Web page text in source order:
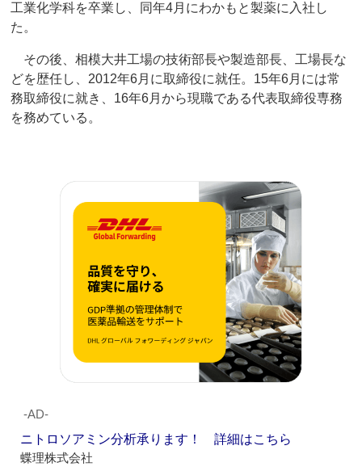
工業化学科を卒業し、同年4月にわかもと製薬に入社し
た。
その後、相模大井工場の技術部長や製造部長、工場長な
どを歴任し、2012年6月に取締役に就任。15年6月には常
務取締役に就き、16年6月から現職である代表取締役専務
を務めている。
‐AD‐
ニトロソアミン分析承ります！ 詳細はこちら
蝶理株式会社